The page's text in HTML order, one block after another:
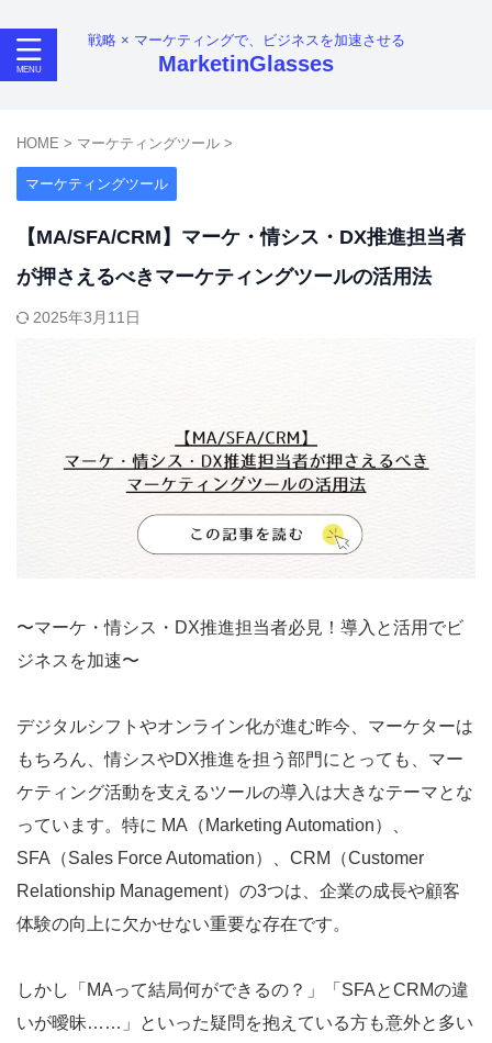
戦略 × マーケティングで、ビジネスを加速させる
MarketinGlasses
HOME > マーケティングツール >
マーケティングツール
【MA/SFA/CRM】マーケ・情シス・DX推進担当者
が押さえるべきマーケティングツールの活用法
2025年3月11日
〜マーケ・情シス・DX推進担当者必見！導入と活用でビ
ジネスを加速〜
デジタルシフトやオンライン化が進む昨今、マーケターは
もちろん、情シスやDX推進を担う部門にとっても、マー
ケティング活動を支えるツールの導入は大きなテーマとな
っています。特に MA（Marketing Automation）、
SFA（Sales Force Automation）、CRM（Customer
Relationship Management）の3つは、企業の成長や顧客
体験の向上に欠かせない重要な存在です。
しかし「MAって結局何ができるの？」「SFAとCRMの違
いが曖昧……」といった疑問を抱えている方も意外と多い